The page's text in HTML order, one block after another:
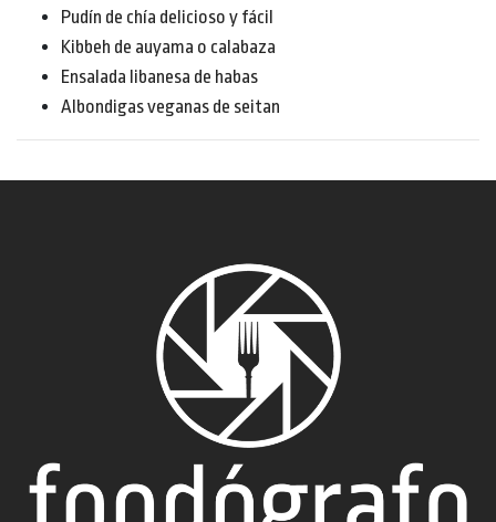
Pudín de chía delicioso y fácil
Kibbeh de auyama o calabaza
Ensalada libanesa de habas
Albondigas veganas de seitan